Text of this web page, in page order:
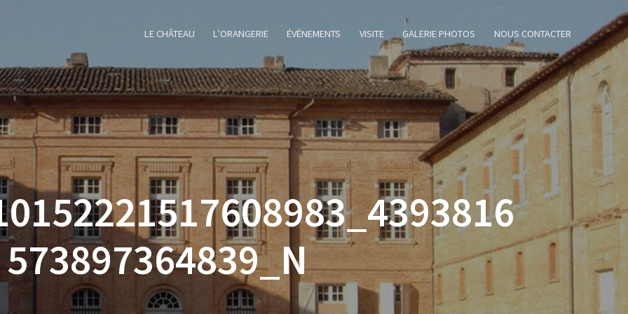
LE CHÂTEAU L’ORANGERIE ÉVÉNEMENTS VISITE GALERIE PHOTOS NOUS CONTACTER
573897364839_N